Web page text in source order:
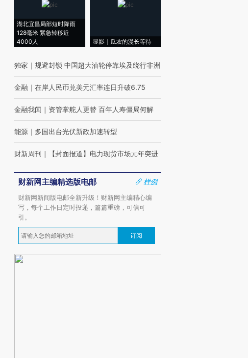
湖北宜昌局部短时降雨
128毫米 紧急转移近
4000人
显影｜瓜农的漫长等待
独家 ｜ 规避封锁 中国超大油轮停靠埃及绕行非洲
金融 ｜ 在岸人民币兑美元汇率连日升破6.75
金融我闻 ｜ 资管掌舵人更替 百年人寿僵局何解
能源 ｜ 多国出台光伏新政加速转型
财新周刊 ｜ 【封面报道】电力现货市场元年突进
财新网主编精选版电邮
样例
财新网新闻版电邮全新升级！财新网主编精心编
写，每个工作日定时投递，篇篇重磅，可信可
引。
订阅